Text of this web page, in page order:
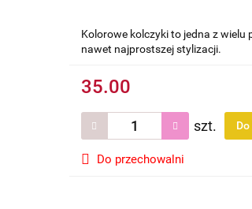
Kolorowe kolczyki to jedna z wielu
nawet najprostszej stylizacji.
35.00
szt.
Do przechowalni